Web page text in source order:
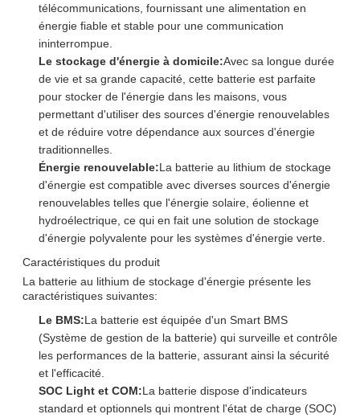
télécommunications, fournissant une alimentation en
énergie fiable et stable pour une communication
ininterrompue.
Le stockage d'énergie à domicile:Avec sa longue durée
de vie et sa grande capacité, cette batterie est parfaite
pour stocker de l'énergie dans les maisons, vous
permettant d'utiliser des sources d'énergie renouvelables
et de réduire votre dépendance aux sources d'énergie
traditionnelles.
Énergie renouvelable:La batterie au lithium de stockage
d'énergie est compatible avec diverses sources d'énergie
renouvelables telles que l'énergie solaire, éolienne et
hydroélectrique, ce qui en fait une solution de stockage
d'énergie polyvalente pour les systèmes d'énergie verte.
Caractéristiques du produit
La batterie au lithium de stockage d'énergie présente les
caractéristiques suivantes:
Le BMS:La batterie est équipée d'un Smart BMS
(Système de gestion de la batterie) qui surveille et contrôle
les performances de la batterie, assurant ainsi la sécurité
et l'efficacité.
SOC Light et COM:La batterie dispose d'indicateurs
standard et optionnels qui montrent l'état de charge (SOC)